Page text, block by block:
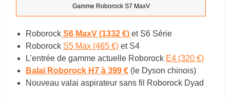
Gamme Roborock S7 MaxV
Roborock S6 MaxV (1332 €) et S6 Série
Roborock S5 Max (465 €) et S4
L’entrée de gamme actuelle Roborock E4 (320 €)
Balai Roborock H7 à 399 € (le Dyson chinois)
Nouveau valai aspirateur sans fil Roborock Dyad